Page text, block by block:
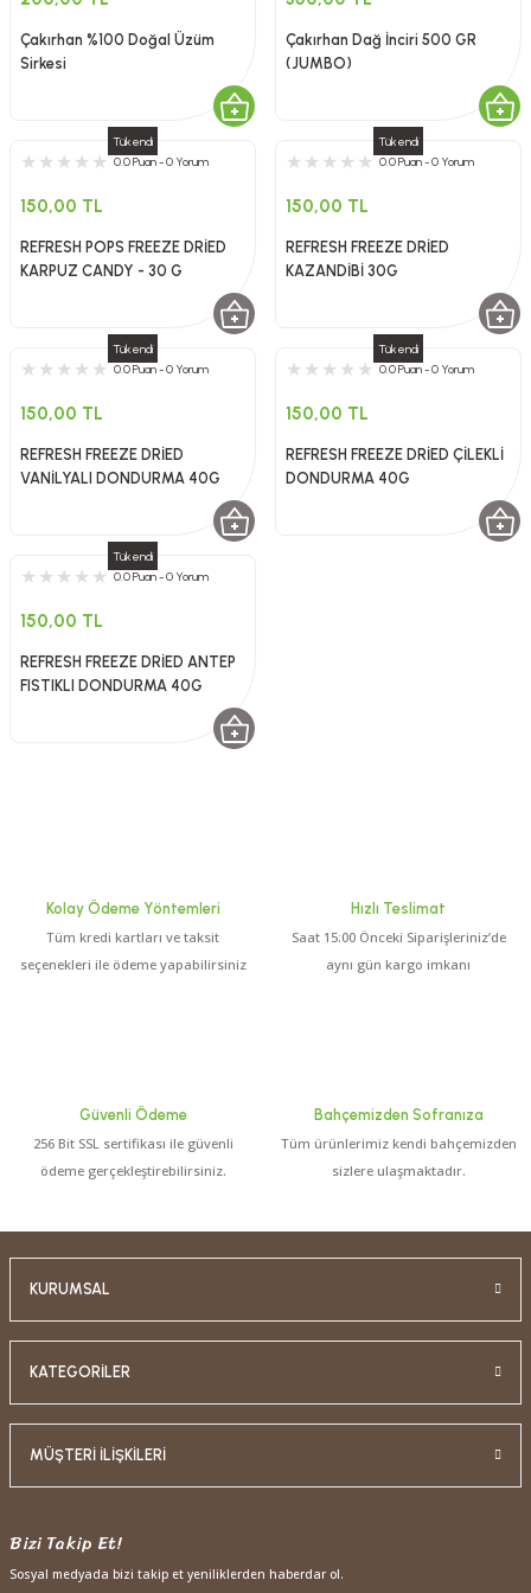
Çakırhan %100 Doğal Üzüm
Sirkesi
Çakırhan Dağ İnciri 500 GR
(JUMBO)
Tükendi
0.0 Puan - 0 Yorum
150,00 TL
REFRESH POPS FREEZE DRİED
KARPUZ CANDY - 30 G
Tükendi
0.0 Puan - 0 Yorum
150,00 TL
REFRESH FREEZE DRİED
KAZANDİBİ 30G
Tükendi
0.0 Puan - 0 Yorum
150,00 TL
REFRESH FREEZE DRİED
VANİLYALI DONDURMA 40G
Tükendi
0.0 Puan - 0 Yorum
150,00 TL
REFRESH FREEZE DRİED ÇİLEKLİ
DONDURMA 40G
Tükendi
0.0 Puan - 0 Yorum
150,00 TL
REFRESH FREEZE DRİED ANTEP
FISTIKLI DONDURMA 40G
Kolay Ödeme Yöntemleri
Tüm kredi kartları ve taksit
seçenekleri ile ödeme yapabilirsiniz
Hızlı Teslimat
Saat 15:00 Önceki Siparişleriniz’de
aynı gün kargo imkanı
Güvenli Ödeme
256 Bit SSL sertifikası ile güvenli
ödeme gerçekleştirebilirsiniz.
Bahçemizden Sofranıza
Tüm ürünlerimiz kendi bahçemizden
sizlere ulaşmaktadır.
KURUMSAL
KATEGORİLER
MÜŞTERİ İLİŞKİLERİ
Bizi Takip Et!
Sosyal medyada bizi takip et yeniliklerden haberdar ol.